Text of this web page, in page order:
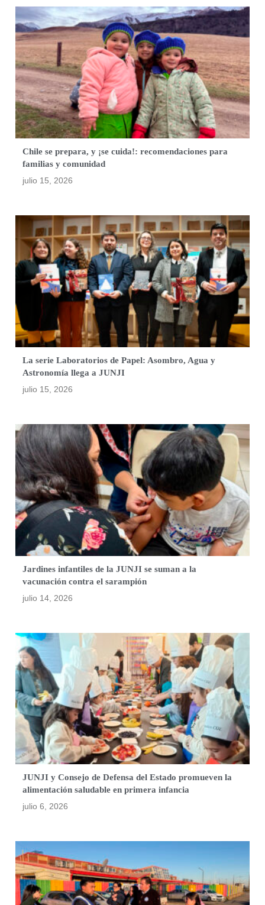
Chile se prepara, y ¡se cuida!: recomendaciones para
familias y comunidad
julio 15, 2026
La serie Laboratorios de Papel: Asombro, Agua y
Astronomía llega a JUNJI
julio 15, 2026
Jardines infantiles de la JUNJI se suman a la
vacunación contra el sarampión
julio 14, 2026
JUNJI y Consejo de Defensa del Estado promueven la
alimentación saludable en primera infancia
julio 6, 2026